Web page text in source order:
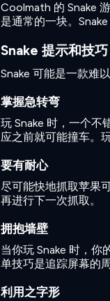
Coolmath 的 Snake
是通常的一块。
Snake 提示和技巧
Snake 可能是一款难
掌握急转弯
玩 Snake 时，一个不
应之前就可能撞车。
要有耐心
尽可能快地抓取苹果
再进行下一次抓取。
拥抱墙壁
当你玩 Snake 时，你
单技巧是追踪屏幕的
利用之字形